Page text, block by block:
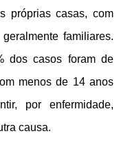
próprias casas, com
familiares.
dos casos foram de
menos de 14 anos
por enfermidade,
causa.